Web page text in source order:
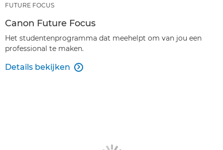
FUTURE FOCUS
Canon Future Focus
Het studentenprogramma dat meehelpt om van jou een
professional te maken.
Details bekijken 